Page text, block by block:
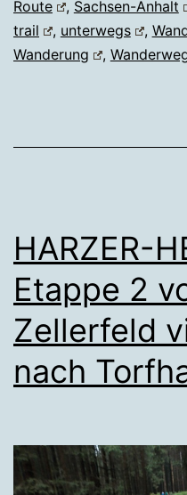
Route , Sachsen-Anhalt
trail
, unterwegs ,
Wanderung
,
HARZER-
Etappe 2
Zellerfeld
nach